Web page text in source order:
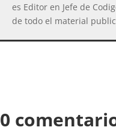
es Editor en Jefe de
de todo el material
0